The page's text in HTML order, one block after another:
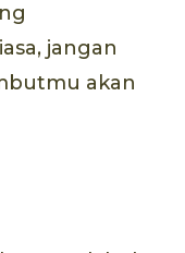
jangan
akan